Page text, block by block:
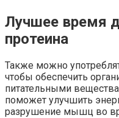
Лучшее время
протеина
Также можно
чтобы обеспечить
питательными
поможет улучшить
разрушение мышц во